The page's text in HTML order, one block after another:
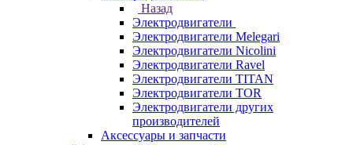
Назад
Электродвигатели
Электродвигатели Melegari
Электродвигатели Nicolini
Электродвигатели Ravel
Электродвигатели TITAN
Электродвигатели TOR
Электродвигатели других
производителей
Аксессуары и запчасти